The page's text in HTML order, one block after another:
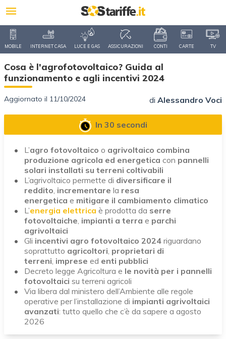
MOBILE INTERNET CASA LUCE E GAS ASSICURAZIONI CONTI CARTE TV
Cosa è l'agrofotovoltaico? Guida al
funzionamento e agli incentivi 2024
Aggiornato il 11/10/2024 di Alessandro Voci
In 30 secondi
L’agro fotovoltaico o agrivoltaico combina
produzione agricola ed energetica con pannelli
solari installati su terreni coltivabili
L’agrivoltaico permette di diversificare il
reddito, incrementare la resa
energetica e mitigare il cambiamento climatico
L’energia elettrica è prodotta da serre
fotovoltaiche, impianti a terra e parchi
agrivoltaici
Gli incentivi agro fotovoltaico 2024 riguardano
soprattutto agricoltori, proprietari di
terreni, imprese ed enti pubblici
Decreto legge Agricoltura e le novità per i pannelli
fotovoltaici su terreni agricoli
Via libera dal ministero dell’Ambiente alle regole
operative per l’installazione di impianti agrivoltaici
avanzati: tutto quello che c’è da sapere a agosto
2026